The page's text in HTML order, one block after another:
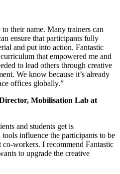
their name. Many trainers can
ensure that participants fully
and put into action. Fantastic
that empowered me and
to lead others through creative
We know because it’s already
offices globally.”
Mobilisation Lab at
and students get is
influence the participants to be
workers. I recommend Fantastic
to upgrade the creative